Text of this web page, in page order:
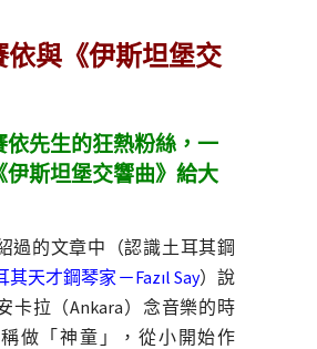
依與《伊斯坦堡交
依先生的狂熱粉絲，一
伊斯坦堡交響曲》給大
過的文章中（認識土耳其鋼
其天才鋼琴家－Fazıl Say）說
卡拉（Ankara）念音樂的時
做「神童」，從小開始作